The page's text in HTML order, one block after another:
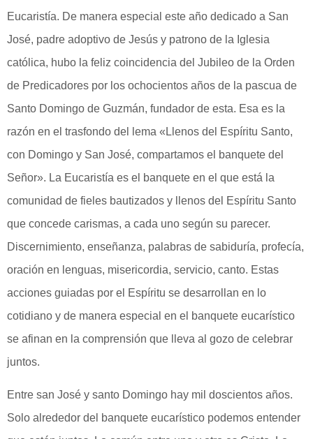
Eucaristía. De manera especial este año dedicado a San
José, padre adoptivo de Jesús y patrono de la Iglesia
católica, hubo la feliz coincidencia del Jubileo de la Orden
de Predicadores por los ochocientos años de la pascua de
Santo Domingo de Guzmán, fundador de esta. Esa es la
razón en el trasfondo del lema «Llenos del Espíritu Santo,
con Domingo y San José, compartamos el banquete del
Señor». La Eucaristía es el banquete en el que está la
comunidad de fieles bautizados y llenos del Espíritu Santo
que concede carismas, a cada uno según su parecer.
Discernimiento, enseñanza, palabras de sabiduría, profecía,
oración en lenguas, misericordia, servicio, canto. Estas
acciones guiadas por el Espíritu se desarrollan en lo
cotidiano y de manera especial en el banquete eucarístico
se afinan en la comprensión que lleva al gozo de celebrar
juntos.
Entre san José y santo Domingo hay mil doscientos años.
Solo alrededor del banquete eucarístico podemos entender